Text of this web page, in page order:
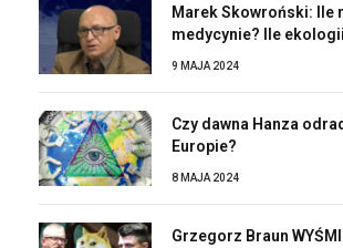
Marek Skowroński: Ile
medycynie? Ile
9 MAJA 2024
Czy dawna Hanza
Europie?
8 MAJA 2024
Grzegorz Braun